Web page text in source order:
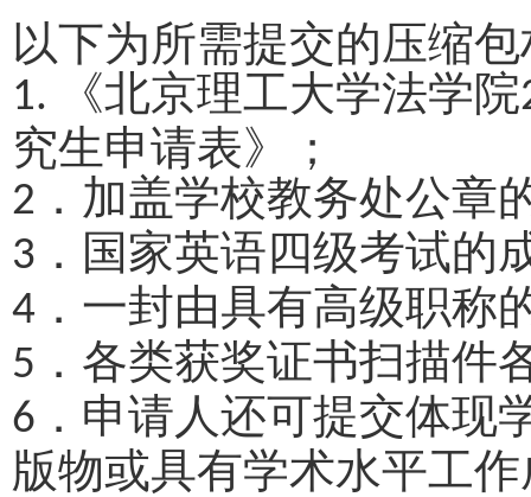
以下为所需提交的压缩
1. 《北京理工大学法学院
究生申请表》；
2 ．加盖学校教务处公章
3 ．国家英语四级考试的
4 ．一封由具有高级职称
5 ．各类获奖证书扫描件
6 ．申请人还可提交体现
版物或具有学术水平工